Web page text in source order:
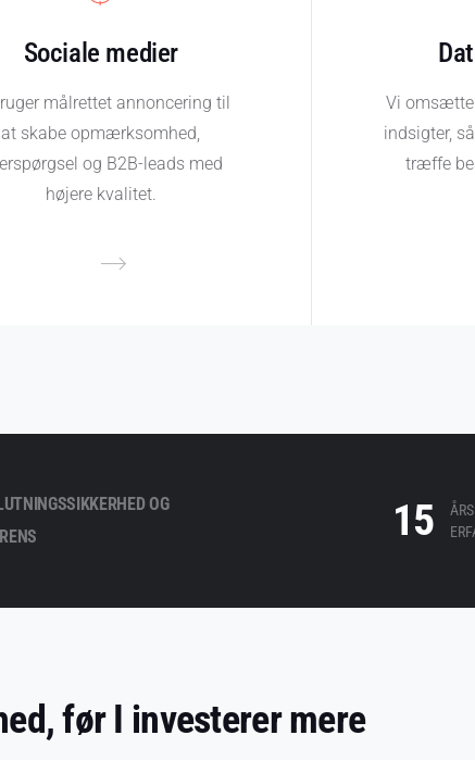
Sociale medier
målrettet annoncering til
at skabe opmærksomhed,
og B2B-leads med
højere kvalitet.
Vi
indsigter,
træffe
OG
15
ÅRS
før I investerer mere